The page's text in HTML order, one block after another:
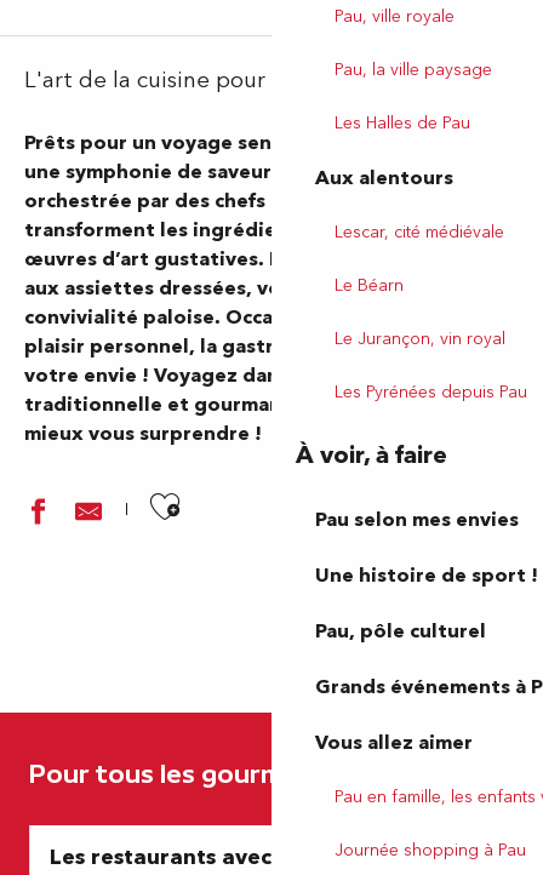
Pau, ville royale
Pau, la ville paysage
Les Halles de Pau
Aux alentours
Lescar, cité médiévale
Le Béarn
Le Jurançon, vin royal
Les Pyrénées depuis Pau
À voir, à faire
Pau selon mes envies
Une histoire de sport !
Pau, pôle culturel
Grands événements à
Vous allez aimer
Pau en famille, les
Journée shopping à Pau
L'art de la cuisine pour le plaisir des papilles
Prêts pour un voyage sensoriel ? Plongez dans
une symphonie de saveurs et de textures,
orchestrée par des chefs talentueux qui
transforment les ingrédients locaux en véritables
œuvres d’art gustatives. De l’accueil chaleureux
aux assiettes dressées, vous apprécierez la
convivialité paloise. Occasion spéciale ou petit
plaisir personnel, la gastronomie se décline selon
votre envie ! Voyagez dans une cuisine
traditionnelle et gourmande, revisitée pour
mieux vous surprendre !
Ajouter aux favoris
L'Esberit
Le Sud
Flaveurs - Domaine Mont Riant
Mr et Mrs M
Café le Grand Prix - Hôtel Parc Beaumont MGallery by
Pour tous les gourmands
Les restaurants avec vue sur les Pyrénées